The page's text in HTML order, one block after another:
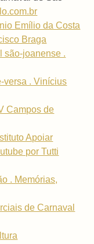
Emílio da Costa
Braga
são-joanense .
versa . Vinícius
Campos de
Apoiar
por Tutti
. Memórias,
de Carnaval